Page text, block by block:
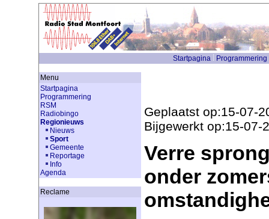
Startpagina Programmering
Menu
Startpagina
Programmering
RSM
Radiobingo
Regionieuws
Nieuws
Sport
Gemeente
Reportage
Info
Agenda
Reclame
Geplaatst op:15-07-
Bijgewerkt op:15-07-
Verre
onder